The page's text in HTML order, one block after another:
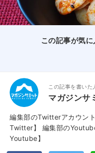
この記事が気
この記事を書いた
マガジンサ
編集部のTwitterアカウン
Twitter】
編集部の
Youtube】